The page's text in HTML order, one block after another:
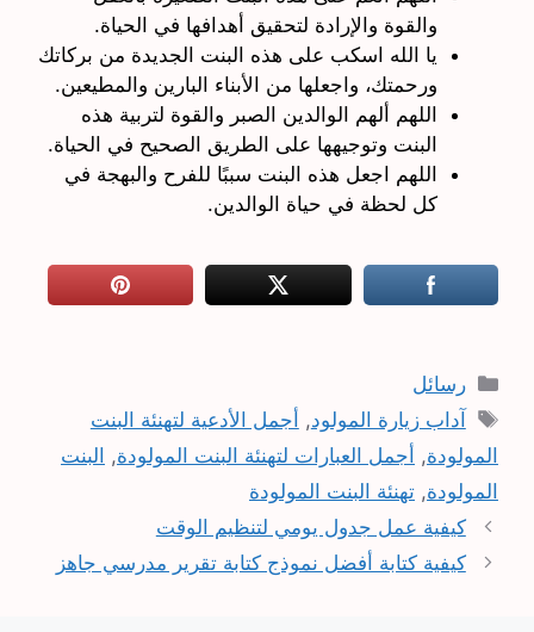
والقوة والإرادة لتحقيق أهدافها في الحياة.
يا الله اسكب على هذه البنت الجديدة من بركاتك
ورحمتك، واجعلها من الأبناء البارين والمطيعين.
اللهم ألهم الوالدين الصبر والقوة لتربية هذه
البنت وتوجيهها على الطريق الصحيح في الحياة.
اللهم اجعل هذه البنت سببًا للفرح والبهجة في
كل لحظة في حياة الوالدين.
التصنيفات
رسائل
الوسوم
آداب زيارة المولود, أجمل الأدعية لتهنئة البنت
المولودة, أجمل العبارات لتهنئة البنت المولودة, البنت
المولودة, تهنئة البنت المولودة
كيفية عمل جدول يومي لتنظيم الوقت
كيفية كتابة أفضل نموذج كتابة تقرير مدرسي جاهز